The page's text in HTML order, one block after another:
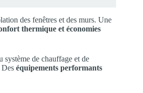
des fenêtres et des murs. Une
thermique et économies
système de chauffage et de
Des équipements performants